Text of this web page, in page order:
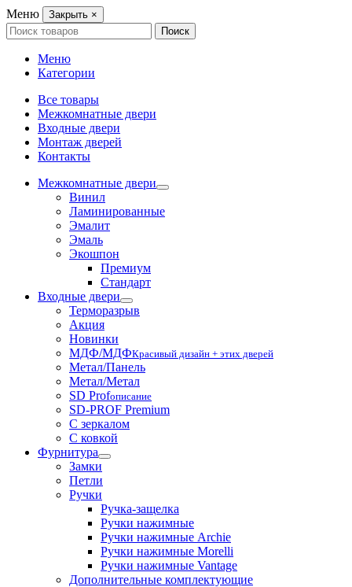
Меню Закрыть ×
Search
for:
Поиск
Меню
Категории
Все товары
Межкомнатные двери
Входные двери
Монтаж дверей
Контакты
Межкомнатные двери
Винил
Ламинированные
Эмалит
Эмаль
Экошпон
Премиум
Стандарт
Входные двери
Терморазрыв
Акция
Новинки
МДФ/МДФКрасивый дизайн + этих дверей
Метал/Панель
Метал/Метал
SD Profописание
SD-PROF Premium
С зеркалом
С ковкой
Фурнитура
Замки
Петли
Ручки
Ручка-защелка
Ручки нажимные
Ручки нажимные Archie
Ручки нажимные Morelli
Ручки нажимные Vantage
Дополнительные комплектующие